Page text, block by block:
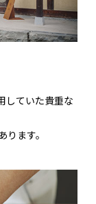
していた貴重な
ます。